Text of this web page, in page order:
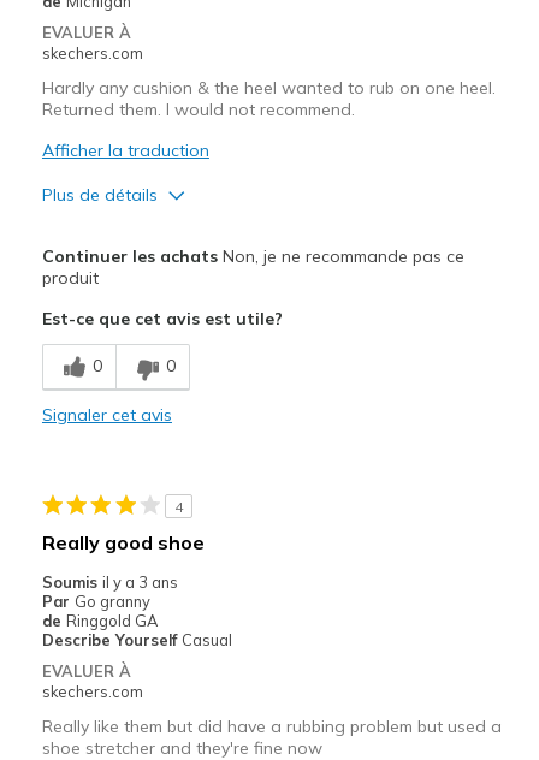
Width
View On Shoes
I'm Into Shoes
EVALUER À
skechers.com
Hardly any cushion & the heel wanted to rub on one heel.
Returned them. I would not recommend.
Afficher la traduction
Plus de détails
Poor Cushioning
View On Shoes I'm Really Into Shoes
Continuer les achatsNon, je ne recommande pas ce
produit
Est-ce que cet avis est utile?
0 0
Signaler cet avis
4
Really good shoe
Soumis il y a 3 ans
Par Go granny
de Ringgold GA
Describe Yourself Casual
EVALUER À
skechers.com
Really like them but did have a rubbing problem but used a
shoe stretcher and they're fine now